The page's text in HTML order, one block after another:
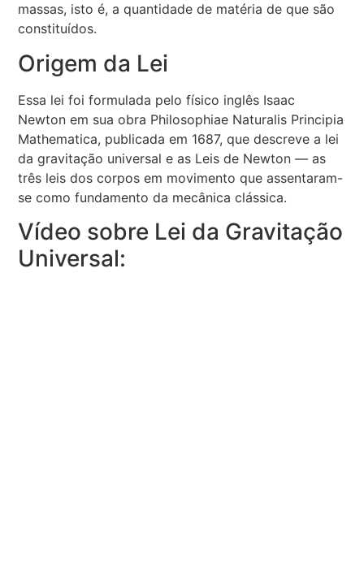
massas, isto é, a quantidade de matéria de que são
constituídos.
Origem da Lei
Essa lei foi formulada pelo físico inglês Isaac
Newton em sua obra Philosophiae Naturalis Principia
Mathematica, publicada em 1687, que descreve a lei
da gravitação universal e as Leis de Newton — as
três leis dos corpos em movimento que assentaram-
se como fundamento da mecânica clássica.
Vídeo sobre Lei da Gravitação
Universal: